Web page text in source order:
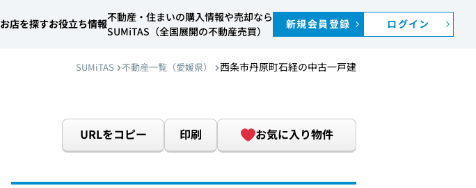
お店を探すお役立ち情報
不動産・住まいの購入情報や売却なら
SUMiTAS（全国展開の不動産売買）
新規会員登録 ログイン
SUMiTAS 不動産一覧（愛媛県） 西条市丹原町石経の中古一戸建
URLをコピー 印刷 お気に入り物件